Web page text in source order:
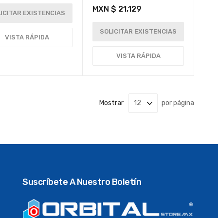
EXISTENCIAS
VISTA RÁPIDA
MXN $ 21,129
SOLICITAR EXISTENCIAS
VISTA RÁPIDA
Mostrar por página
Suscríbete A Nuestro Boletín